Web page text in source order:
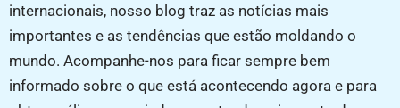
internacionais, nosso blog traz as notícias mais
importantes e as tendências que estão moldando o
mundo. Acompanhe-nos para ficar sempre bem
informado sobre o que está acontecendo agora e para